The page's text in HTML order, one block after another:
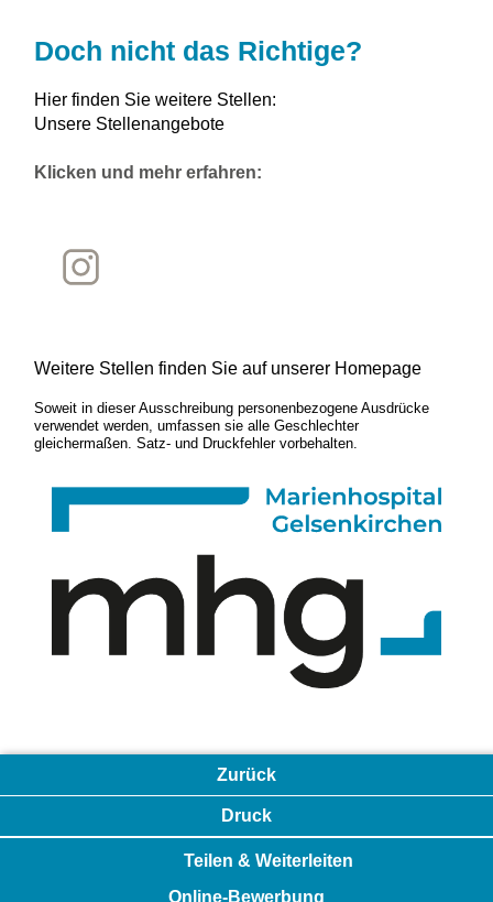
Doch nicht das Richtige?
Hier finden Sie weitere Stellen:
Unsere Stellenangebote
Klicken und mehr erfahren:
Weitere Stellen finden Sie auf unserer Homepage
Soweit in dieser Ausschreibung personenbezogene Ausdrücke
verwendet werden, umfassen sie alle Geschlechter
gleichermaßen. Satz- und Druckfehler vorbehalten.
Zurück
Druck
Teilen & Weiterleiten
Online-Bewerbung